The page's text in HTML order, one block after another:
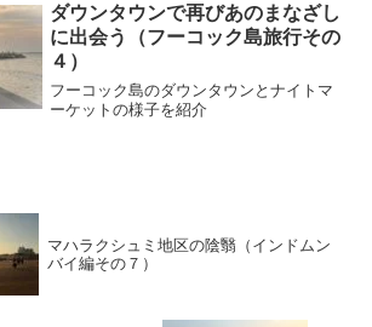
ダウンタウンで再びあのまなざし
に出会う（フーコック島旅行その
４）
フーコック島のダウンタウンとナイトマ
ーケットの様子を紹介
マハラクシュミ地区の陰翳（インドムン
バイ編その７）